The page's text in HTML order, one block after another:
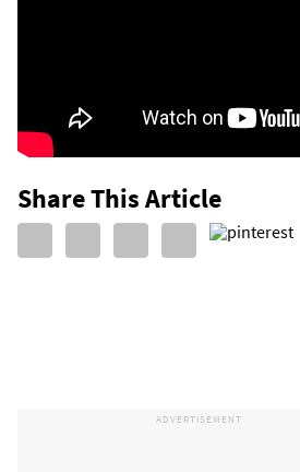
Share This Article